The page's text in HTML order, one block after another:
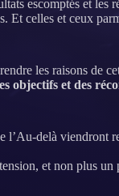
escomptés et
Et celles et ceux
les raisons de
objectifs et des
delà viendront
et non plus un